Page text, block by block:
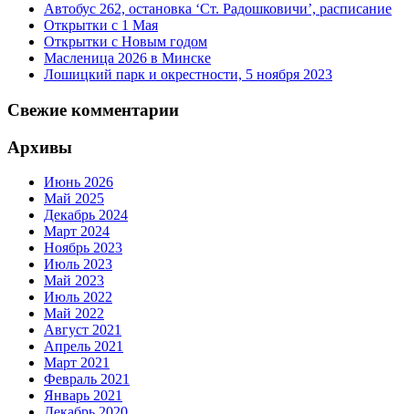
Автобус 262, остановка ‘Ст. Радошковичи’, расписание
Открытки с 1 Мая
Открытки с Новым годом
Масленица 2026 в Минске
Лошицкий парк и окрестности, 5 ноября 2023
Свежие комментарии
Архивы
Июнь 2026
Май 2025
Декабрь 2024
Март 2024
Ноябрь 2023
Июль 2023
Май 2023
Июль 2022
Май 2022
Август 2021
Апрель 2021
Март 2021
Февраль 2021
Январь 2021